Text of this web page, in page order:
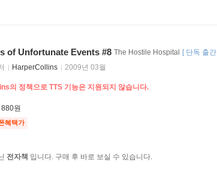
of Unfortunate Events #8 The Hostile Hospital [ 단독 출간
HarperCollins 2009년 03월
의 정책으로 TTS 기능은 지원되지 않습니다.
혜택가
880원
전자책 입니다. 구매 후 바로 보실 수 있습니다.